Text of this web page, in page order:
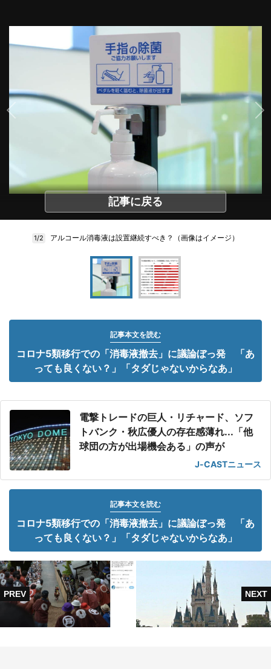
記事に戻る
1/2 アルコール消毒液は設置継続すべき？（画像はイメージ）
記事本文を読む
コロナ5類移行での「消毒液撤去」に議論ぼっ発 「あ
っても良くない？」「タダじゃないからなあ」
電撃トレードの巨人・リチャード、ソフ
トバンク・秋広優人の存在感薄れ...「他
球団の方が出場機会ある」の声が
J-CASTニュース
記事本文を読む
コロナ5類移行での「消毒液撤去」に議論ぼっ発 「あ
っても良くない？」「タダじゃないからなあ」